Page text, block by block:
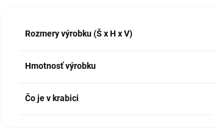
Rozmery výrobku (Š x H x V)
Hmotnosť výrobku
Čo je v krabici